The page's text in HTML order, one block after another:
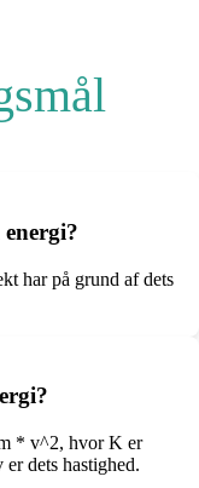
har på grund af dets
* v^2, hvor K er
dets hastighed.